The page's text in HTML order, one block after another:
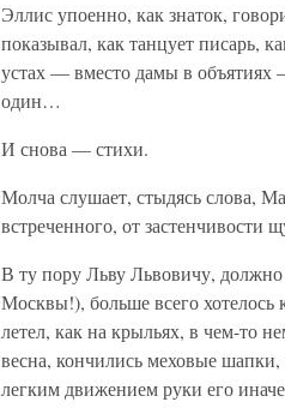
Эллис упоенно, как знаток,
показывал, как танцует писарь,
устах — вместо дамы в объятиях
один…
И снова — стихи.
Молча слушает, стыдясь слова,
встреченного, от застенчивости
В ту пору Льву Львовичу,
Москвы!), больше всего хотелось
летел, как на крыльях, в чем-то
весна, кончились меховые
легким движением руки его